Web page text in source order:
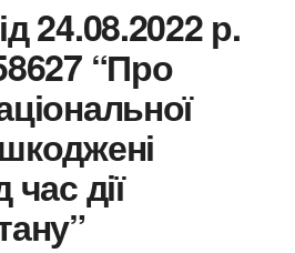
24.08.2022 р.
“Про
дії